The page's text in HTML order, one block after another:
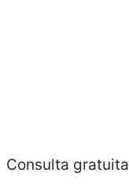
Consulta gratuita